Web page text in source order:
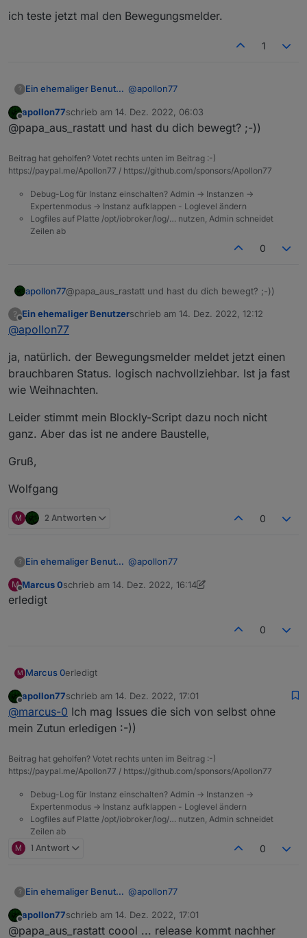
und nicht WLAN) machst sollte auch in iobroker
ich teste jetzt mal den Bewegungsmelder.
1
? Ein ehemaliger Benutzer @apollon77
Moin!
und erster Eindruck, es funktioniert!
also die Beleuchtung lässt sich
ich teste jetzt mal den
Bewegungsmelder.
apollon77schrieb am 14. Dez. 2022, 06:03
zuletzt editiert von
@papa_aus_rastatt und hast du dich bewegt? ;-))
Beitrag hat geholfen? Votet rechts unten im Beitrag :-)
https://paypal.me/Apollon77 / https://github.com/sponsors/Apollon77
Debug-Log für Instanz einschalten? Admin -> Instanzen ->
Expertenmodus -> Instanz aufklappen - Loglevel ändern
Logfiles auf Platte /opt/iobroker/log/… nutzen, Admin schneidet
Zeilen ab
0
apollon77@papa_aus_rastatt und hast du dich bewegt? ;-))
?
Offline
Ein ehemaliger Benutzerschrieb am 14. Dez. 2022, 12:12
zuletzt editiert von
@apollon77
ja, natürlich. der Bewegungsmelder meldet jetzt einen
brauchbaren Status. logisch nachvollziehbar. Ist ja fast
wie Weihnachten.
Leider stimmt mein Blockly-Script dazu noch nicht
ganz. Aber das ist ne andere Baustelle,
Gruß,
Wolfgang
M 2 Antworten 0
? Ein ehemaliger Benutzer @apollon77
ja, natürlich. der Bewegungsmelder
noch nicht ganz. Aber das ist ne
M
Offline
Marcus 0schrieb am 14. Dez. 2022, 16:14
zuletzt editiert von Marcus 0
erledigt
0
M Marcus 0erledigt
apollon77schrieb am 14. Dez. 2022, 17:01
zuletzt editiert von
@marcus-0 Ich mag Issues die sich von selbst ohne
mein Zutun erledigen :-))
Beitrag hat geholfen? Votet rechts unten im Beitrag :-)
https://paypal.me/Apollon77 / https://github.com/sponsors/Apollon77
Debug-Log für Instanz einschalten? Admin -> Instanzen ->
Expertenmodus -> Instanz aufklappen - Loglevel ändern
Logfiles auf Platte /opt/iobroker/log/… nutzen, Admin schneidet
Zeilen ab
M 1 Antwort 0
? Ein ehemaliger Benutzer @apollon77
ja, natürlich. der Bewegungsmelder
meldet jetzt einen brauchbaren Status.
apollon77schrieb am 14. Dez. 2022, 17:01
zuletzt editiert von
@papa_aus_rastatt coool ... release kommt nachher